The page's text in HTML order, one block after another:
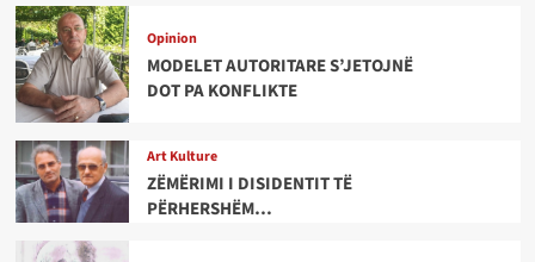
Opinion
MODELET AUTORITARE S’JETOJNË
DOT PA KONFLIKTE
Art Kulture
ZËMËRIMI I DISIDENTIT TË
PËRHERSHËM…